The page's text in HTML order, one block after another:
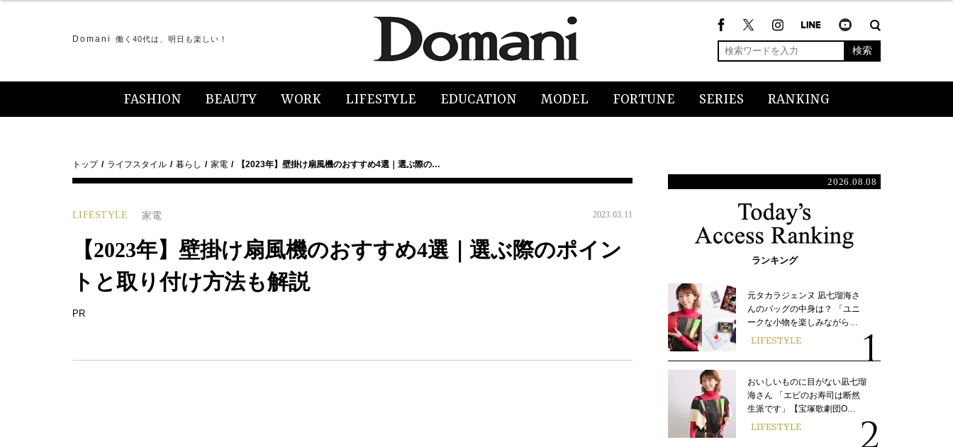
Domani 働く40代は、明日も楽しい！
検索
FASHION BEAUTY WORK LIFESTYLE EDUCATION MODEL FORTUNE SERIES RANKING
トップ ライフスタイル 暮らし 家電 【2023年】壁掛け扇風機のおすすめ4選｜選ぶ際の…
LIFESTYLE 家電 2023.03.11
【2023年】壁掛け扇風機のおすすめ4選｜選ぶ際のポイン
トと取り付け方法も解説
PR
2026.08.08
ランキング
元タカラジェンヌ 凪七瑠海さ
んのバッグの中身は？ 「ユニ
ークな小物を楽しみながら…
LIFESTYLE
おいしいものに目がない凪七瑠
海さん 「エビのお寿司は断然
生派です」【宝塚歌劇団O…
LIFESTYLE